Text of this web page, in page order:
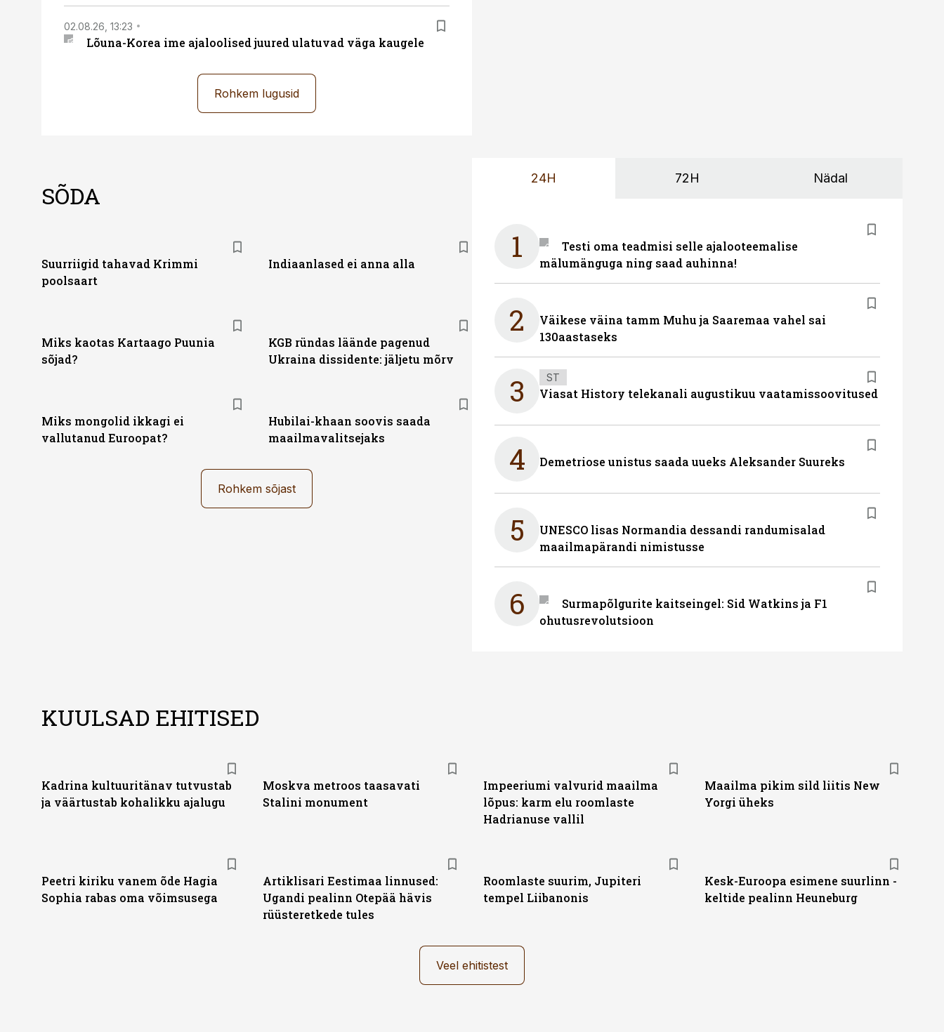
02.08.26, 13:23
Lõuna-Korea ime ajaloolised juured ulatuvad väga kaugele
Rohkem lugusid
SÕDA
Suurriigid tahavad Krimmi
poolsaart
Indiaanlased ei anna alla
Miks kaotas Kartaago Puunia
sõjad?
KGB ründas läände pagenud
Ukraina dissidente: jäljetu mõrv
Miks mongolid ikkagi ei
vallutanud Euroopat?
Hubilai-khaan soovis saada
maailmavalitsejaks
Rohkem sõjast
24H 72H Nädal
1
Testi oma teadmisi selle ajalooteemalise
mälumänguga ning saad auhinna!
2
Väikese väina tamm Muhu ja Saaremaa vahel sai
130aastaseks
3 ST
Viasat History telekanali augustikuu vaatamissoovitused
4 Demetriose unistus saada uueks Aleksander Suureks
5
UNESCO lisas Normandia dessandi randumisalad
maailmapärandi nimistusse
6
Surmapõlgurite kaitseingel: Sid Watkins ja F1
ohutusrevolutsioon
KUULSAD EHITISED
Kadrina kultuuritänav tutvustab
ja väärtustab kohalikku ajalugu
Moskva metroos taasavati
Stalini monument
Impeeriumi valvurid maailma
lõpus: karm elu roomlaste
Hadrianuse vallil
Maailma pikim sild liitis New
Yorgi üheks
Peetri kiriku vanem õde Hagia
Sophia rabas oma võimsusega
Artiklisari Eestimaa linnused:
Ugandi pealinn Otepää hävis
rüüsteretkede tules
Roomlaste suurim, Jupiteri
tempel Liibanonis
Kesk-Euroopa esimene suurlinn -
keltide pealinn Heuneburg
Veel ehitistest